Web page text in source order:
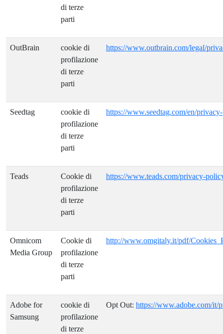
di terze
parti
OutBrain
cookie di
profilazione
di terze
parti
https://www.outbrain.com/legal/
Seedtag
cookie di
profilazione
di terze
parti
https://www.seedtag.com/en/
Teads
Cookie di
profilazione
di terze
parti
https://www.teads.com/privacy-
Omnicom
Media Group
Cookie di
profilazione
di terze
parti
http://www.omgitaly.it/pdf/
Adobe for
Samsung
cookie di
profilazione
di terze
Opt Out: https://www.adobe.com/it/